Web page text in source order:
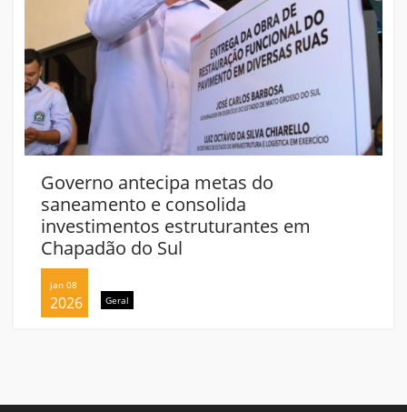
Governo antecipa metas do
saneamento e consolida
investimentos estruturantes em
Chapadão do Sul
jan 08
2026 Geral